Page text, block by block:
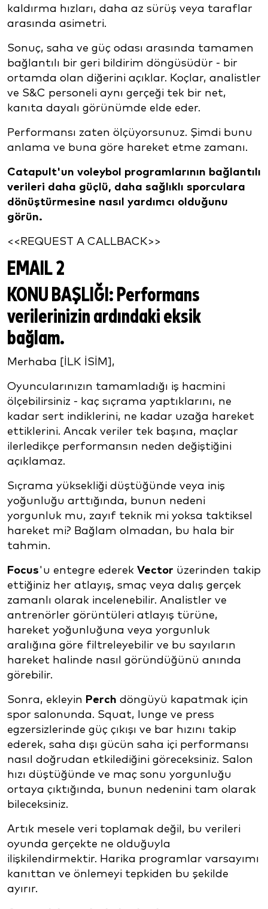
kaldırma hızları, daha az sürüş veya taraflar
arasında asimetri.
Sonuç, saha ve güç odası arasında tamamen
bağlantılı bir geri bildirim döngüsüdür - bir
ortamda olan diğerini açıklar. Koçlar, analistler
ve S&C personeli aynı gerçeği tek bir net,
kanıta dayalı görünümde elde eder.
Performansı zaten ölçüyorsunuz. Şimdi bunu
anlama ve buna göre hareket etme zamanı.
Catapult'un voleybol programlarının bağlantılı
verileri daha güçlü, daha sağlıklı sporculara
dönüştürmesine nasıl yardımcı olduğunu
görün.
<<REQUEST A CALLBACK>>
EMAIL 2
KONU BAŞLIĞI: Performans
verilerinizin ardındaki eksik
bağlam.
Merhaba [İLK İSİM],
Oyuncularınızın tamamladığı iş hacmini
ölçebilirsiniz - kaç sıçrama yaptıklarını, ne
kadar sert indiklerini, ne kadar uzağa hareket
ettiklerini. Ancak veriler tek başına, maçlar
ilerledikçe performansın neden değiştiğini
açıklamaz.
Sıçrama yüksekliği düştüğünde veya iniş
yoğunluğu arttığında, bunun nedeni
yorgunluk mu, zayıf teknik mi yoksa taktiksel
hareket mi? Bağlam olmadan, bu hala bir
tahmin.
Focus'u entegre ederek Vector üzerinden takip
ettiğiniz her atlayış, smaç veya dalış gerçek
zamanlı olarak incelenebilir. Analistler ve
antrenörler görüntüleri atlayış türüne,
hareket yoğunluğuna veya yorgunluk
aralığına göre filtreleyebilir ve bu sayıların
hareket halinde nasıl göründüğünü anında
görebilir.
Sonra, ekleyin Perch döngüyü kapatmak için
spor salonunda. Squat, lunge ve press
egzersizlerinde güç çıkışı ve bar hızını takip
ederek, saha dışı gücün saha içi performansı
nasıl doğrudan etkilediğini göreceksiniz. Salon
hızı düştüğünde ve maç sonu yorgunluğu
ortaya çıktığında, bunun nedenini tam olarak
bileceksiniz.
Artık mesele veri toplamak değil, bu verileri
oyunda gerçekte ne olduğuyla
ilişkilendirmektir. Harika programlar varsayımı
kanıttan ve önlemeyi tepkiden bu şekilde
ayırır.